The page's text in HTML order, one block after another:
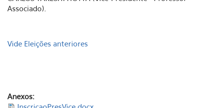
Associado).
Vide Eleições anteriores
Anexos: